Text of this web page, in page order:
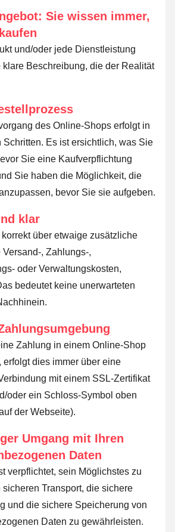
Sie wissen immer,
und/oder jede Dienstleistung
klare Beschreibung, die der Realität
des Online-Shops erfolgt in
Schritten. Es ist ersichtlich, was Sie
Sie eine Kaufverpflichtung
Sie haben die Möglichkeit, die
bevor Sie sie aufgeben.
klar
über etwaige zusätzliche
Versand-, Zahlungs-,
oder Verwaltungskosten,
bedeutet keine unerwarteten
Zahlung in einem Online-Shop
erfolgt dies immer über eine
mit einem SSL-Zertifikat
oder ein Schloss-Symbol oben
der Webseite).
Umgang mit Ihren
Daten
verpflichtet, sein Möglichstes zu
sicheren Transport, die sichere
und die sichere Speicherung von
Daten zu gewährleisten.